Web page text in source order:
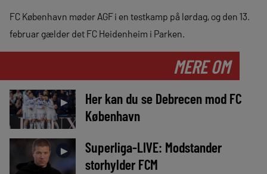
FC København møder AGF i en testkamp på lørdag, og den 13.
februar gælder det FC Heidenheim i Parken.
MERE OM
►
Her kan du se Debrecen mod FC
København
►
Superliga-LIVE: Modstander
storhylder FCM